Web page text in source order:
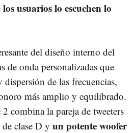
los usuarios lo escuchen lo
del diseño interno del
de onda personalizadas que
de las frecuencias,
más amplio y equilibrado.
combina la pareja de tweeters
clase D y un potente woofer